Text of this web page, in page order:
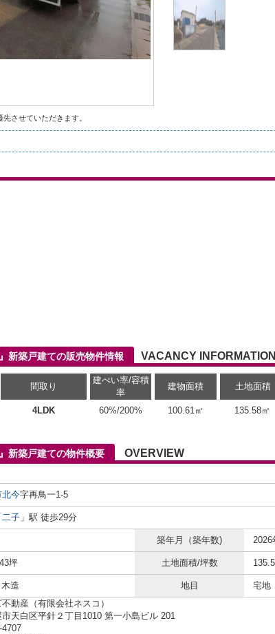
させていただきます。
新築戸建ての販売物件情報 VACANCY INFORMATION
間取り
建ぺい率/容積
率
建物面積 土地面積
4LDK 60%/200% 100.61㎡ 135.58㎡
新築戸建ての物件概要 OVERVIEW
北今字再鳥一1-5
二子 」駅 徒歩29分
築年月（築年数) 2026
坪 土地面積/坪数
造 地目 宅地
動産（有限会社ネスコ）
天白区平針２丁目1010 第一小島ビル 201
4707